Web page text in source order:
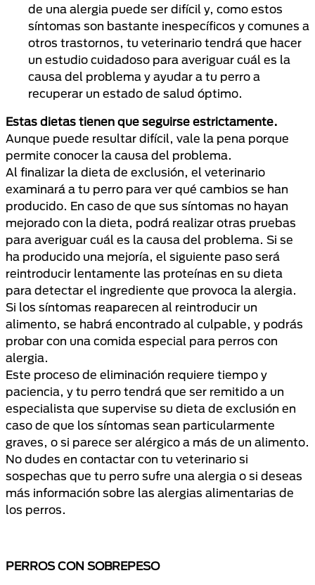
de una alergia puede ser difícil y, como estos
síntomas son bastante inespecíficos y comunes a
otros trastornos, tu veterinario tendrá que hacer
un estudio cuidadoso para averiguar cuál es la
causa del problema y ayudar a tu perro a
recuperar un estado de salud óptimo.
Estas dietas tienen que seguirse estrictamente.
Aunque puede resultar difícil, vale la pena porque
permite conocer la causa del problema.
Al finalizar la dieta de exclusión, el veterinario
examinará a tu perro para ver qué cambios se han
producido. En caso de que sus síntomas no hayan
mejorado con la dieta, podrá realizar otras pruebas
para averiguar cuál es la causa del problema. Si se
ha producido una mejoría, el siguiente paso será
reintroducir lentamente las proteínas en su dieta
para detectar el ingrediente que provoca la alergia.
Si los síntomas reaparecen al reintroducir un
alimento, se habrá encontrado al culpable, y podrás
probar con una comida especial para perros con
alergia.
Este proceso de eliminación requiere tiempo y
paciencia, y tu perro tendrá que ser remitido a un
especialista que supervise su dieta de exclusión en
caso de que los síntomas sean particularmente
graves, o si parece ser alérgico a más de un alimento.
No dudes en contactar con tu veterinario si
sospechas que tu perro sufre una alergia o si deseas
más información sobre las alergias alimentarias de
los perros.
PERROS CON SOBREPESO